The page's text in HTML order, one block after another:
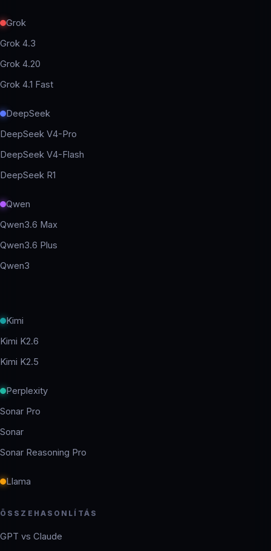
Grok
Grok 4.3
Grok 4.20
Grok 4.1 Fast
DeepSeek
DeepSeek V4-Pro
DeepSeek V4-Flash
DeepSeek R1
Qwen
Qwen3.6 Max
Qwen3.6 Plus
Qwen3
Kimi
Kimi K2.6
Kimi K2.5
Perplexity
Sonar Pro
Sonar
Sonar Reasoning Pro
Llama
ÖSSZEHASONLÍTÁS
GPT vs Claude